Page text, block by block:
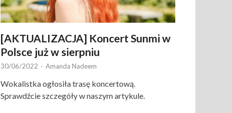
[AKTUALIZACJA] Koncert Sunmi w
Polsce już w sierpniu
30/06/2022 - Amanda Nadeem
Wokalistka ogłosiła trasę koncertową.
Sprawdźcie szczegóły w naszym artykule.